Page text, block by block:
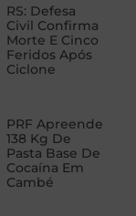
RS: Defesa
Civil Confirma
Morte E Cinco
Feridos Após
Ciclone
PRF Apreende
138 Kg De
Pasta Base De
Cocaína Em
Cambé